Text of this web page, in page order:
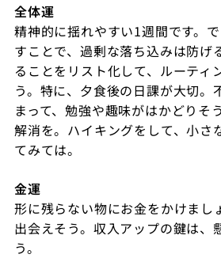
全体運
精神的に揺れやすい1週間です。
すことで、過剰な落ち込みは防げ
ることをリスト化して、ルーティ
う。特に、夕食後の日課が大切。
まって、勉強や趣味がはかどりそ
解消を。ハイキングをして、小さ
てみては。
金運
形に残らない物にお金をかけまし
出会えそう。収入アップの鍵は、
う。